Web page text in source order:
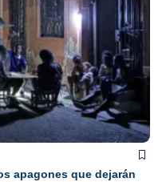
apagones que dejarán